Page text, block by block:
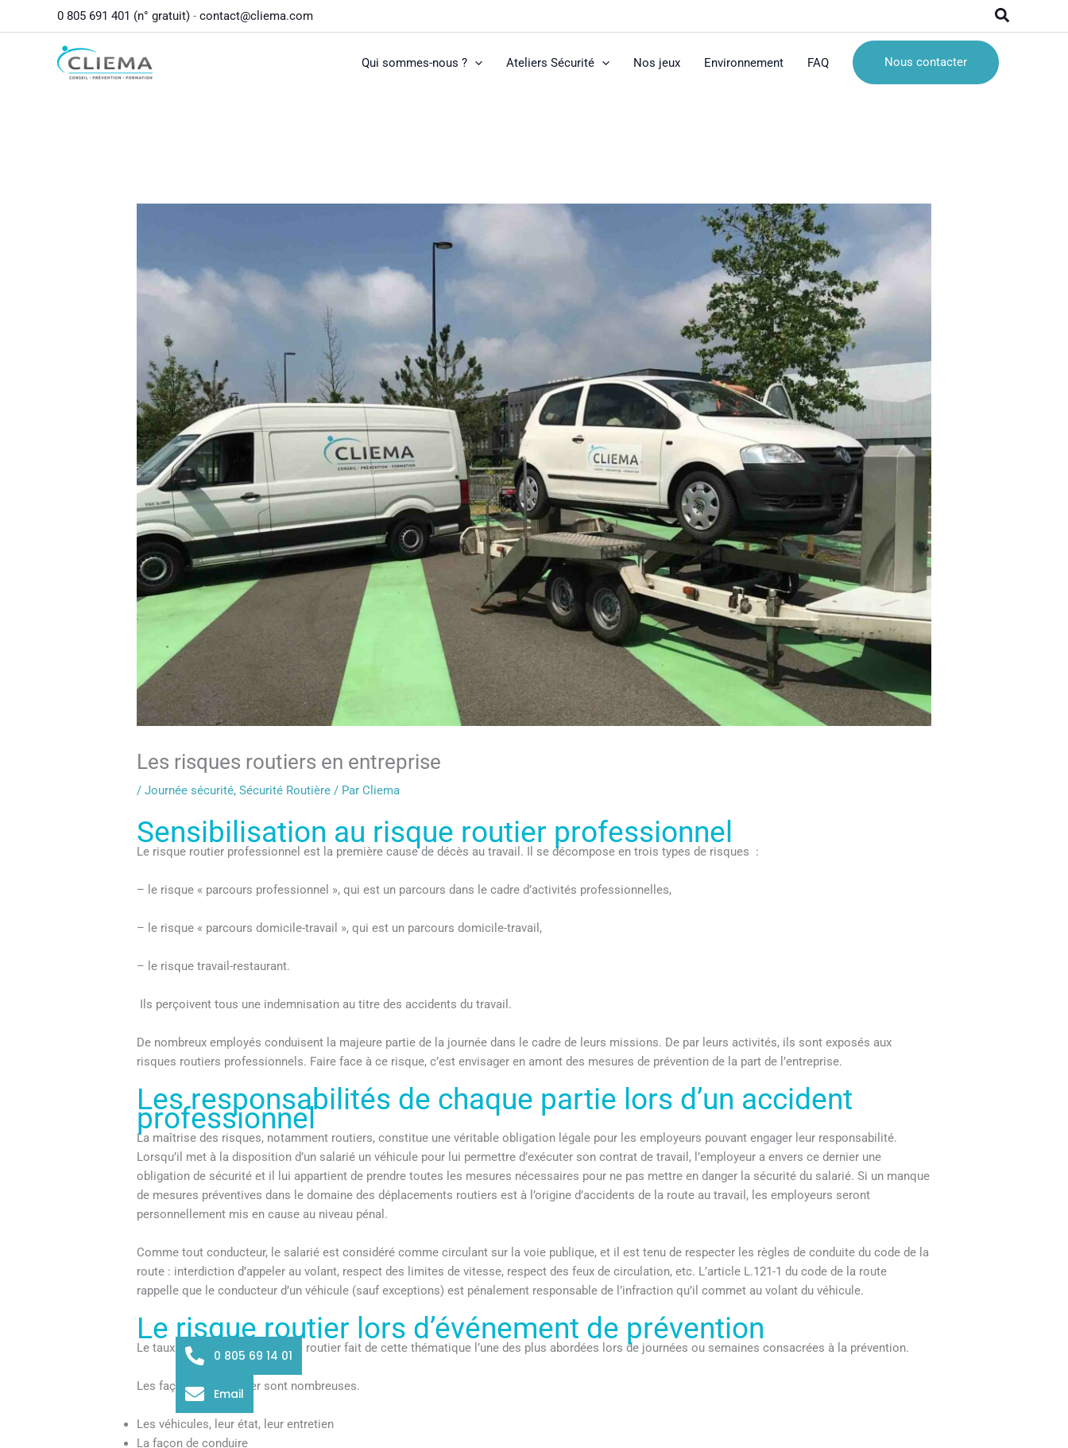
0 805 691 401 (n° gratuit) - contact@cliema.com
Qui sommes-nous ? Ateliers Sécurité Nos jeux Environnement FAQ Nous contacter
Les risques routiers en entreprise
/Journée sécurité,Sécurité Routière / ParCliema
Sensibilisation au risque routier professionnel
Le risque routier professionnel est la première cause de décès au travail. Il se décompose en trois types de risques :
– le risque « parcours professionnel », qui est un parcours dans le cadre d’activités professionnelles,
– le risque « parcours domicile-travail », qui est un parcours domicile-travail,
– le risque travail-restaurant.
Ils perçoivent tous une indemnisation au titre des accidents du travail.
De nombreux employés conduisent la majeure partie de la journée dans le cadre de leurs missions. De par leurs activités, ils sont exposés aux
risques routiers professionnels. Faire face à ce risque, c’est envisager en amont des mesures de prévention de la part de l’entreprise.
Les responsabilités de chaque partie lors d’un accident
professionnel
La maîtrise des risques, notamment routiers, constitue une véritable obligation légale pour les employeurs pouvant engager leur responsabilité.
Lorsqu’il met à la disposition d’un salarié un véhicule pour lui permettre d’exécuter son contrat de travail, l’employeur a envers ce dernier une
obligation de sécurité et il lui appartient de prendre toutes les mesures nécessaires pour ne pas mettre en danger la sécurité du salarié. Si un manque
de mesures préventives dans le domaine des déplacements routiers est à l’origine d’accidents de la route au travail, les employeurs seront
personnellement mis en cause au niveau pénal.
Comme tout conducteur, le salarié est considéré comme circulant sur la voie publique, et il est tenu de respecter les règles de conduite du code de la
route : interdiction d’appeler au volant, respect des limites de vitesse, respect des feux de circulation, etc. L’article L.121-1 du code de la route
rappelle que le conducteur d’un véhicule (sauf exceptions) est pénalement responsable de l’infraction qu’il commet au volant du véhicule.
Le risque routier lors d’événement de prévention
Le taux de sinistralité du risque routier fait de cette thématique l’une des plus abordées lors de journées ou semaines consacrées à la prévention.
Les façons de l’aborder sont nombreuses.
Les véhicules, leur état, leur entretien
La façon de conduire
0 805 69 14 01
Email